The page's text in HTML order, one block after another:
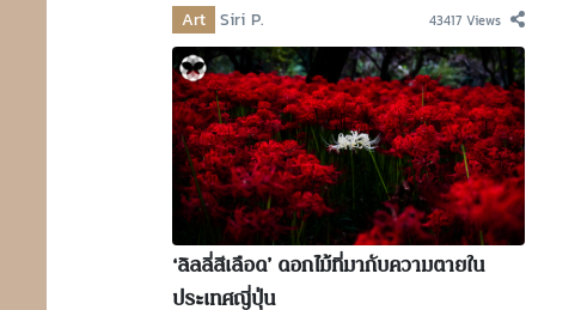
Art Siri P. 43417 Views
‘ลิลลี่สีเลือด’ ดอกไม้ที่มากับความตายใน
ประเทศญี่ปุ่น